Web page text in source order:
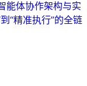
能体协作架构与实
“精准执行”的全链